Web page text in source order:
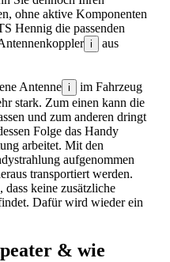
ohne aktive Komponenten
Hennig die passenden
i
aus
Antenne i
im Fahrzeug
stark. Zum einen kann die
und zum anderen dringt
Folge das Handy
arbeitet. Mit den
aufgenommen
transportiert werden.
dass keine zusätzliche
Dafür wird wieder ein
& wie